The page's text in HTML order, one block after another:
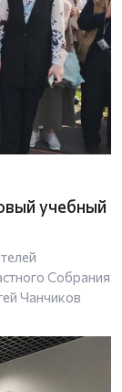
учебный
Собрания
Чанчиков